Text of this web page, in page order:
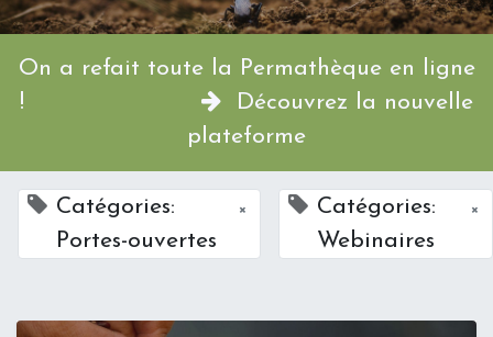
On a refait toute la Permathèque en ligne
!
Découvrez la nouvelle
plateforme
Catégories:
Portes-ouvertes
×
Catégories:
Webinaires
×